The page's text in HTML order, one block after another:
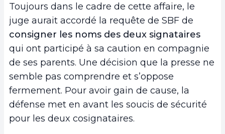
Toujours dans le cadre de cette affaire, le
juge aurait accordé la requête de SBF de
consigner les noms des deux signataires
qui ont participé à sa caution en compagnie
de ses parents. Une décision que la presse ne
semble pas comprendre et s’oppose
fermement. Pour avoir gain de cause, la
défense met en avant les soucis de sécurité
pour les deux cosignataires.